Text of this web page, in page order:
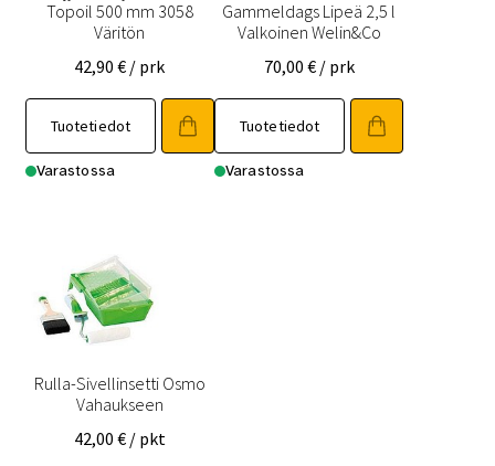
Topoil 500 mm 3058
Väritön
42,90€ / prk
Tuotetiedot
Varastossa
Gammeldags Lipeä 2,5 l
Valkoinen Welin&Co
70,00 € / prk
Tuotetiedot
Varastossa
Rulla-Sivellinsetti Osmo
Vahaukseen
42,00 € / pkt